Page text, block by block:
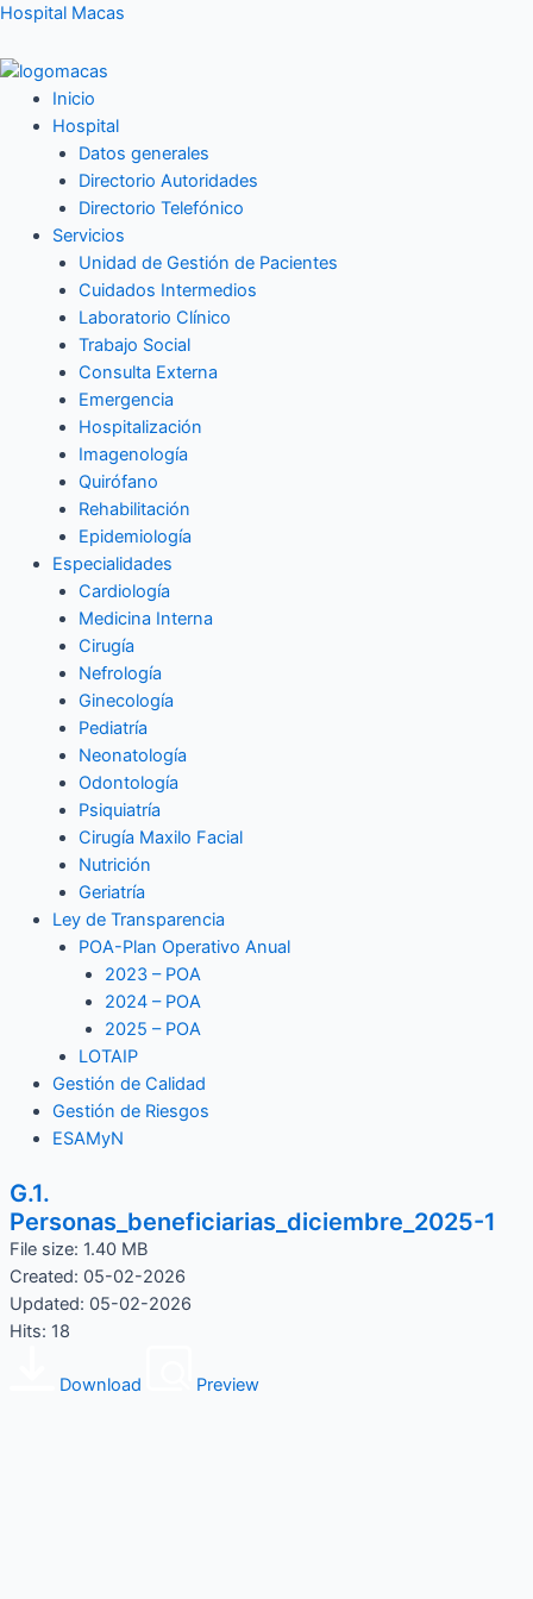
Ir
contenido
Hospital Macas
Inicio
Hospital
Datos generales
Directorio Autoridades
Directorio Telefónico
Servicios
Unidad de Gestión de Pacientes
Cuidados Intermedios
Laboratorio Clínico
Trabajo Social
Consulta Externa
Emergencia
Hospitalización
Imagenología
Quirófano
Rehabilitación
Epidemiología
Especialidades
Cardiología
Medicina Interna
Cirugía
Nefrología
Ginecología
Pediatría
Neonatología
Odontología
Psiquiatría
Cirugía Maxilo Facial
Nutrición
Geriatría
Ley de Transparencia
POA-Plan Operativo Anual
2023 – POA
2024 – POA
2025 – POA
LOTAIP
Gestión de Calidad
Gestión de Riesgos
ESAMyN
G.1.
Personas_beneficiarias_diciembre_2025-1
File size: 1.40 MB
Created: 05-02-2026
Updated: 05-02-2026
Hits: 18
Download Preview